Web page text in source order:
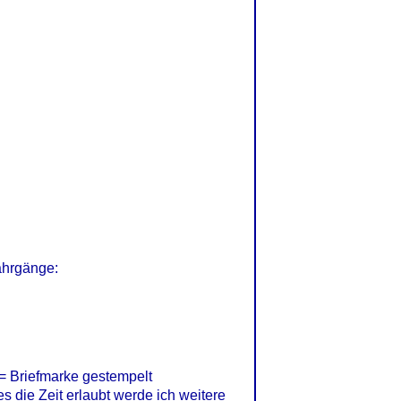
Briefmarke gestempelt
die Zeit erlaubt werde ich weitere